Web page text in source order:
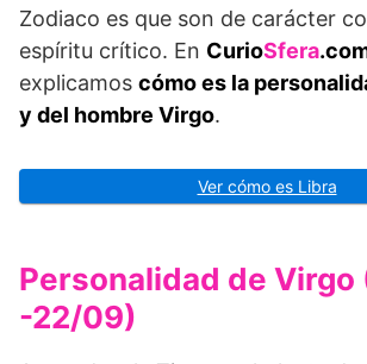
Zodiaco es que son de carácter
espíritu crítico. En CurioSfera
explicamos cómo es la
y del hombre Virgo.
Ver cómo es Libra
Personalidad de
-22/09)